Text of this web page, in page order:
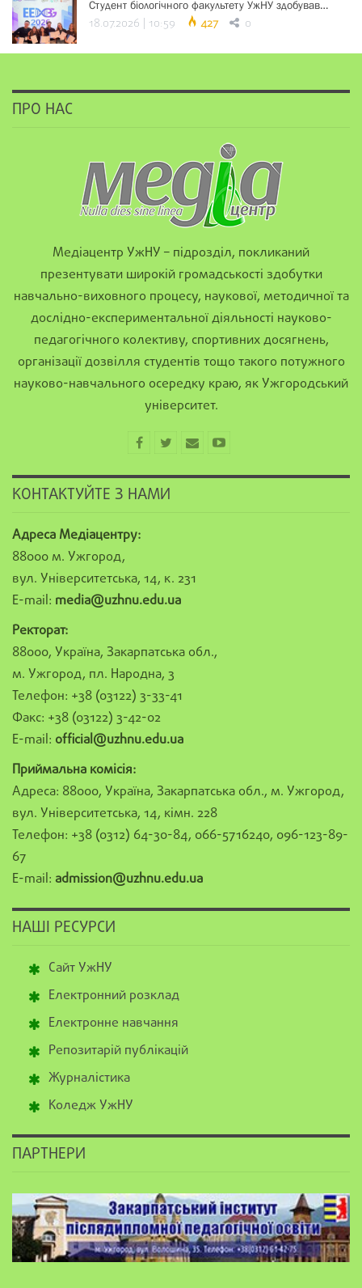
Студент біологічного факультету УжНУ здобував…
18.07.2026 | 10:59 427 0
ПРО НАС
Медіацентр УжНУ – підрозділ, покликаний
презентувати широкій громадськості здобутки
навчально-виховного процесу, наукової, методичної та
дослідно-експериментальної діяльності науково-
педагогічного колективу, спортивних досягнень,
організації дозвілля студентів тощо такого потужного
науково-навчального осередку краю, як Ужгородський
університет.
КОНТАКТУЙТЕ З НАМИ
Адреса Медіацентру:
88000 м. Ужгород,
вул. Університетська, 14, к. 231
E-mail: media@uzhnu.edu.ua
Ректорат:
88000, Україна, Закарпатська обл.,
м. Ужгород, пл. Народна, 3
Телефон: +38 (03122) 3-33-41
Факс: +38 (03122) 3-42-02
E-mail: official@uzhnu.edu.ua
Приймальна комісія:
Адреса: 88000, Україна, Закарпатська обл., м. Ужгород,
вул. Університетська, 14, кімн. 228
Телефон: +38 (0312) 64-30-84, 066-5716240, 096-123-89-
67
E-mail: admission@uzhnu.edu.ua
НАШІ РЕСУРСИ
Сайт УжНУ
Електронний розклад
Електронне навчання
Репозитарій публікацій
Журналістика
Коледж УжНУ
ПАРТНЕРИ